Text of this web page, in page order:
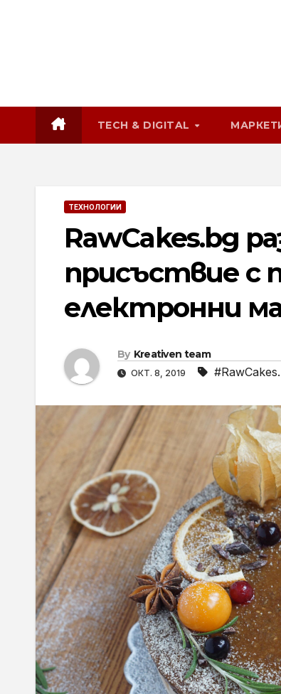
TECH & DIGITAL
ТЕХНОЛОГИИ
RawCakes.bg
присъствие с
електронни
By Kreativen team
ОКТ. 8, 2019